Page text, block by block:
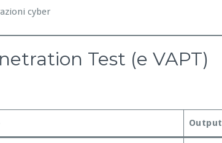
cyber
Test (e VAPT)
Output